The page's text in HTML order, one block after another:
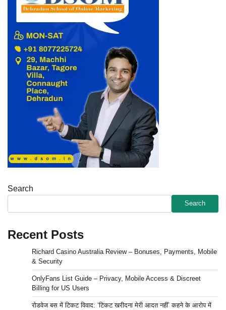
Search
Search
Recent Posts
Richard Casino Australia Review – Bonuses, Payments, Mobile
& Security
OnlyFans List Guide – Privacy, Mobile Access & Discreet
Billing for US Users
रोडवेज बस में टिकट विवाद: ‘टिकट खरीदना मेरी आदत नहीं’ कहने के आरोप में